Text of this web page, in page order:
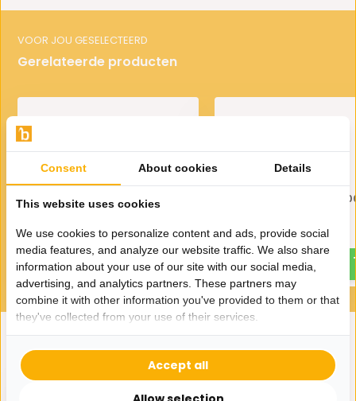
VOOR JOU GESELECTEERD
Gerelateerde producten
Longdrinkglazen Shelly - 325
ml - set van 6
12,95
Drinkglazen Shelly -
9,99
Eerder bekeken door jou
Consent About cookies Details
This website uses cookies
We use cookies to personalize content and ads, provide social
media features, and analyze our website traffic. We also share
information about your use of our site with our social media,
advertising, and analytics partners. These partners may
combine it with other information you've provided to them or that
they've collected from your use of their services.
Accept all